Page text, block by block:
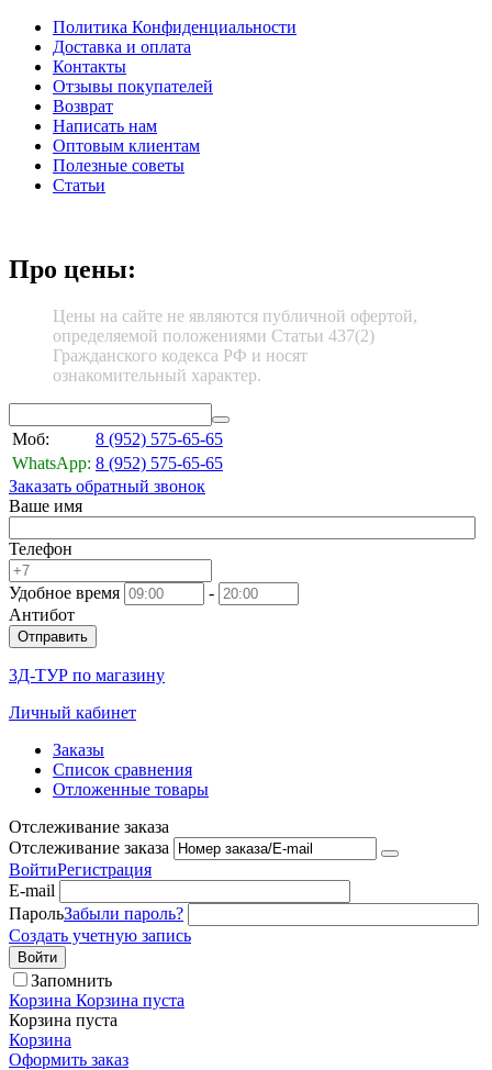
Политика Конфиденциальности
Доставка и оплата
Контакты
Отзывы покупателей
Возврат
Написать нам
Оптовым клиентам
Полезные советы
Статьи
Про цены:
Цены на сайте не являются публичной офертой,
определяемой положениями Статьи 437(2)
Гражданского кодекса РФ и носят
ознакомительный характер.
Моб: 8 (952) 575-65-65
WhatsApp: 8 (952) 575-65-65
Заказать обратный звонок
Ваше имя
Телефон
Удобное время
-
Антибот
Отправить
3Д-ТУР по магазину
Личный кабинет
Заказы
Список сравнения
Отложенные товары
Отслеживание заказа
Отслеживание заказа
ВойтиРегистрация
E-mail
ПарольЗабыли пароль?
Создать учетную запись
Войти
Запомнить
Корзина Корзина пуста
Корзина пуста
Корзина
Оформить заказ